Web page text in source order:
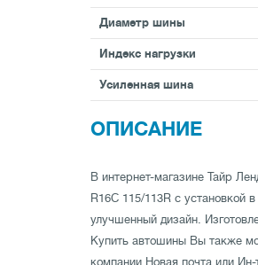
Диаметр шины
Индекс нагрузки
Усиленная шина
ОПИСАНИЕ
В интернет-магазине Тайр
R16C 115/113R с установкой
улучшенный дизайн.
Купить автошины Вы также
компании Новая почта или Ин-